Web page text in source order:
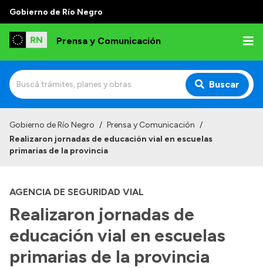
Gobierno de Río Negro
Prensa y Comunicación
Buscar
Institucional
Referentes de prensa
Archivo de noticias
Transparencia
Gobierno de Río Negro / Prensa y Comunicación /
Realizaron jornadas de educación vial en escuelas
primarias de la provincia
AGENCIA DE SEGURIDAD VIAL
Realizaron jornadas de
educación vial en escuelas
primarias de la provincia